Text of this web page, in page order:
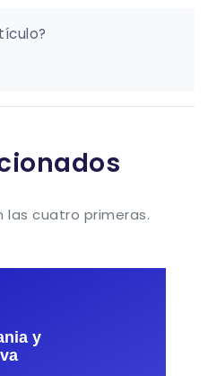
las cuatro primeras.